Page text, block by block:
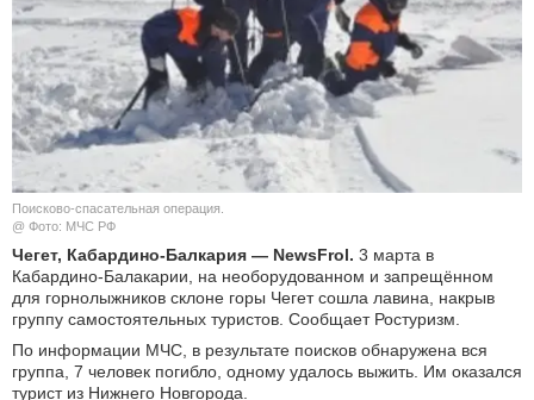
ОБЩЕСТВО
КУЛЬТУРА
НАУКА
СПОРТ
АВТО И МОТО
ЭГОИЗМ
БЛОГ
Поисково-спасательная операция.
@ Фото: МЧС РФ
Чегет, Кабардино-Балкария — NewsFrol. 3 марта в
Кабардино-Балакарии, на необорудованном и запрещённом
для горнолыжников склоне горы Чегет сошла лавина, накрыв
группу самостоятельных туристов. Сообщает Ростуризм.
По информации МЧС, в результате поисков обнаружена вся
группа, 7 человек погибло, одному удалось выжить. Им оказался
турист из Нижнего Новгорода.